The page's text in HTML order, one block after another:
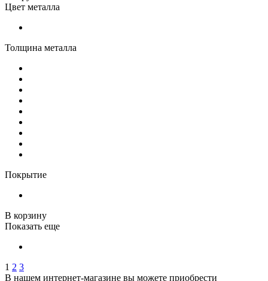
Цвет металла
Толщина металла
Покрытие
В корзину
Показать еще
1 2 3
В нашем интернет-магазине вы можете приобрести